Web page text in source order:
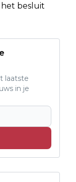
besluit
laatste
in je